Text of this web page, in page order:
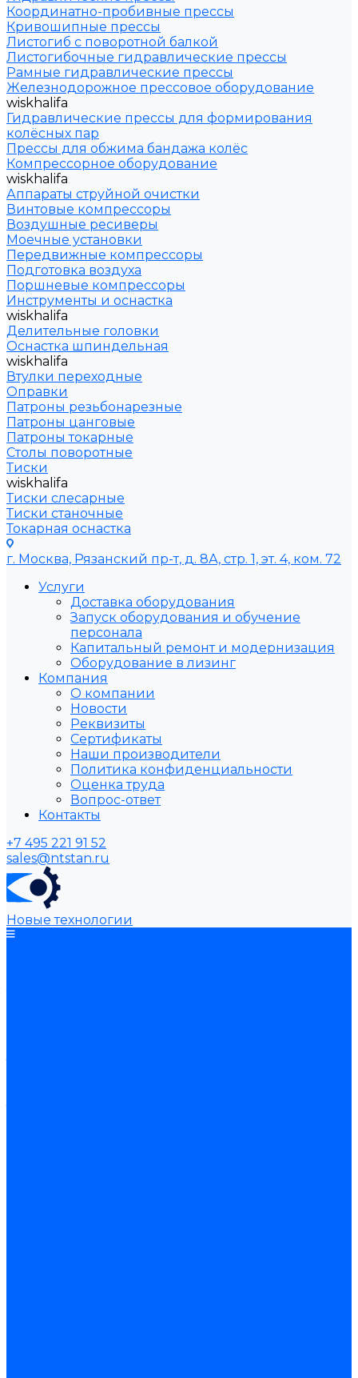
Координатно-пробивные прессы
Кривошипные прессы
Листогиб с поворотной балкой
Листогибочные гидравлические прессы
Рамные гидравлические прессы
Железнодорожное прессовое оборудование
wiskhalifa
Гидравлические прессы для формирования
колёсных пар
Прессы для обжима бандажа колёс
Компрессорное оборудование
wiskhalifa
Аппараты струйной очистки
Винтовые компрессоры
Воздушные ресиверы
Моечные установки
Передвижные компрессоры
Подготовка воздуха
Поршневые компрессоры
Инструменты и оснастка
wiskhalifa
Делительные головки
Оснастка шпиндельная
wiskhalifa
Втулки переходные
Оправки
Патроны резьбонарезные
Патроны цанговые
Патроны токарные
Столы поворотные
Тиски
wiskhalifa
Тиски слесарные
Тиски станочные
Токарная оснастка
г. Москва, Рязанский пр-т, д. 8А, стр. 1, эт. 4, ком. 72
Услуги
Доставка оборудования
Запуск оборудования и обучение
персонала
Капитальный ремонт и модернизация
Оборудование в лизинг
Компания
О компании
Новости
Реквизиты
Сертификаты
Наши производители
Политика конфиденциальности
Оценка труда
Вопрос-ответ
Контакты
+7 495 221 91 52
sales@ntstan.ru
Новые технологии